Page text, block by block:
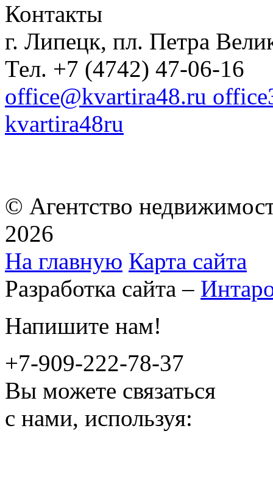
Контакты
г. Липецк, пл. Петра
Тел. +7 (4742) 47-06-16
office@kvartira48.ru
kvartira48ru
© Агентство
2026
На главную Карта сайта
Разработка сайта –
Напишите нам!
+7-909-222-78-37
Вы можете связаться
с нами, используя: